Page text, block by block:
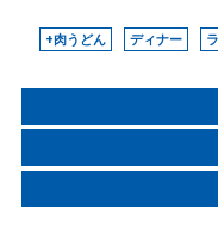
+肉うどん ディナー